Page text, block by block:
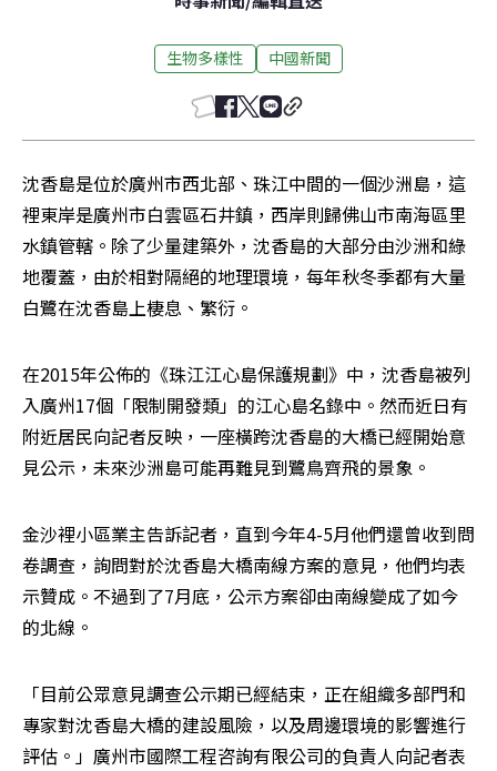
生物多樣性 中國新聞
沈香島是位於廣州市西北部、珠江中間的一個沙洲島，這
裡東岸是廣州市白雲區石井鎮，西岸則歸佛山市南海區里
水鎮管轄。除了少量建築外，沈香島的大部分由沙洲和綠
地覆蓋，由於相對隔絕的地理環境，每年秋冬季都有大量
白鷺在沈香島上棲息、繁衍。
在2015年公佈的《珠江江心島保護規劃》中，沈香島被列
入廣州17個「限制開發類」的江心島名錄中。然而近日有
附近居民向記者反映，一座橫跨沈香島的大橋已經開始意
見公示，未來沙洲島可能再難見到鷺鳥齊飛的景象。
金沙裡小區業主告訴記者，直到今年4-5月他們還曾收到問
卷調查，詢問對於沈香島大橋南線方案的意見，他們均表
示贊成。不過到了7月底，公示方案卻由南線變成了如今
的北線。
「目前公眾意見調查公示期已經結束，正在組織多部門和
專家對沈香島大橋的建設風險，以及周邊環境的影響進行
評估。」廣州市國際工程咨詢有限公司的負責人向記者表